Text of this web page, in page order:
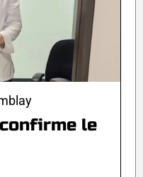
le